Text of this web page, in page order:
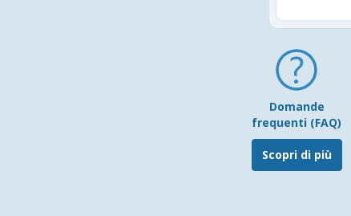
Domande
frequenti (FAQ)
Scopri di più